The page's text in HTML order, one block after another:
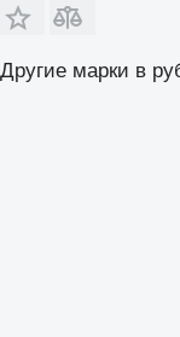
Другие марки в